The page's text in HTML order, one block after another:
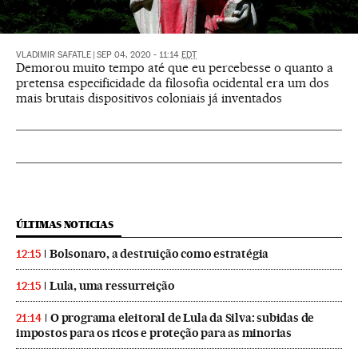
VLADIMIR SAFATLE SEP 04, 2020 - 11:14 EDT
Demorou muito tempo até que eu percebesse o quanto a
pretensa especificidade da filosofia ocidental era um dos
mais brutais dispositivos coloniais já inventados
ÚLTIMAS NOTICIAS
12:15 Bolsonaro, a destruição como estratégia
12:15 Lula, uma ressurreição
21:14
O programa eleitoral de Lula da Silva: subidas de
impostos para os ricos e proteção para as minorias